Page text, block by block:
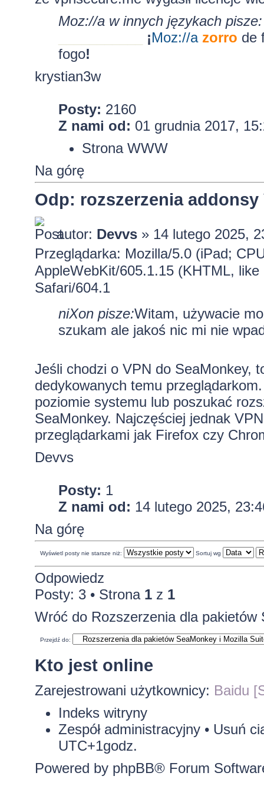
Moz://a w innych językach pisze:
¡Moz://a zorro de
fogo!
krystian3w
Posty: 2160
Z nami od: 01 grudnia 2017,
Strona WWW
Na górę
Odp: rozszerzenia addonsy
autor: Devvs» 14 lutego 2025,
Przeglądarka: Mozilla/5.0 (iPad;
AppleWebKit/605.1.15 (KHTML,
Safari/604.1
niXon pisze:Witam, używacie
szukam ale jakoś nic mi nie
Jeśli chodzi o VPN do SeaMonkey,
dedykowanych temu
poziomie systemu lub poszukać
SeaMonkey. Najczęściej jednak
przeglądarkami jak Firefox czy
Devvs
Posty: 1
Z nami od: 14 lutego 2025,
Na górę
Wyświetl posty nie starsze niż: Sortuj wg
Odpowiedz
Posty: 3 • Strona 1z 1
Wróć do Rozszerzenia dla pakietów
Przejdź do:
Kto jest online
Zarejestrowani użytkownicy: Baidu
Indeks witryny
Zespół administracyjny• Usuń
UTC+1godz.
Powered by phpBB® Forum